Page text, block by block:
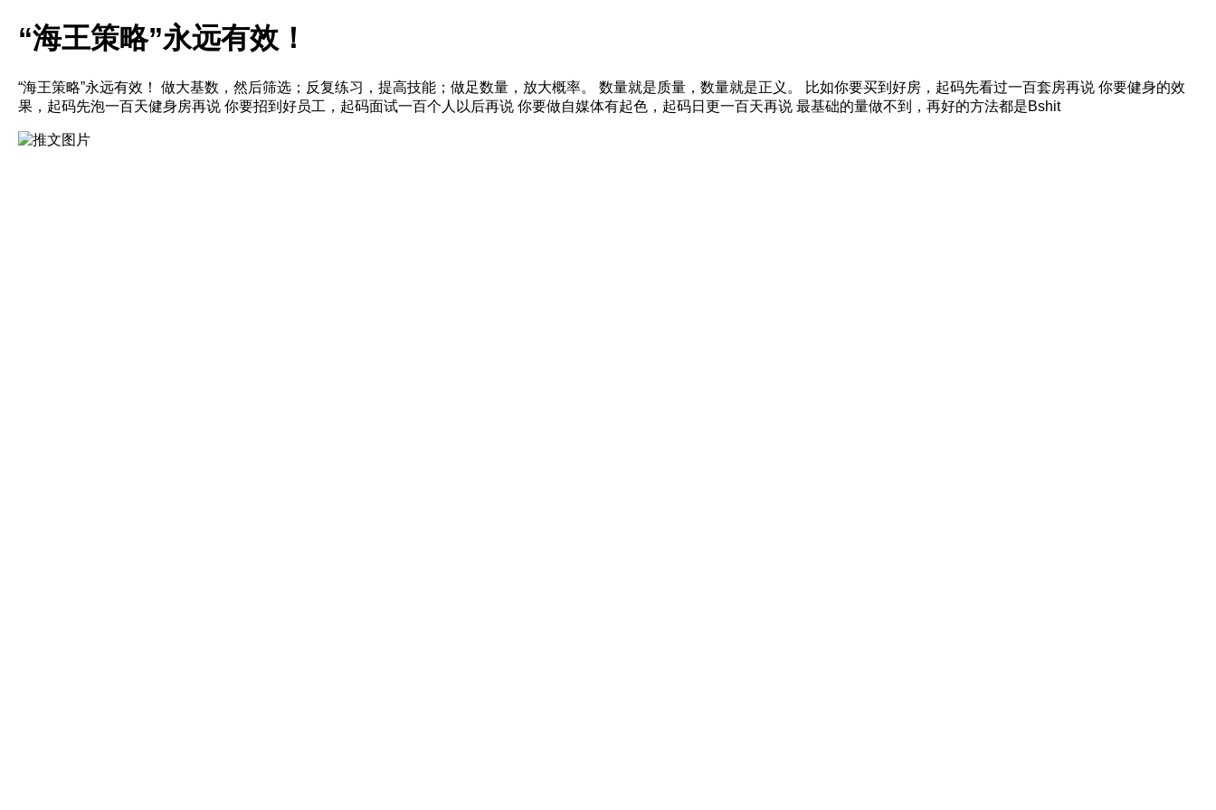
“海王策略”永远有效！
“海王策略”永远有效！ 做大基数，然后筛选；反复练习，提高技能；做足数量，放大概率。 数量就是质量，数量就是正义。 比如你要买到好房，起码先看过一百套房再说 你要健身的效
果，起码先泡一百天健身房再说 你要招到好员工，起码面试一百个人以后再说 你要做自媒体有起色，起码日更一百天再说 最基础的量做不到，再好的方法都是Bshit